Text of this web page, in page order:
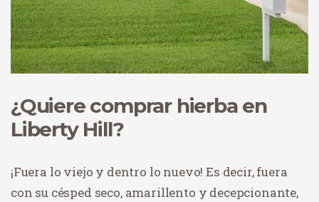
¿Quiere comprar hierba en
Liberty Hill?
¡Fuera lo viejo y dentro lo nuevo! Es decir, fuera
con su césped seco, amarillento y decepcionante,